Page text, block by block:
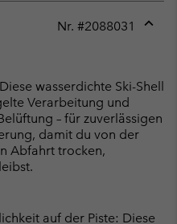
Nr. #2088031
wasserdichte Ski-Shell
Verarbeitung und
– für zuverlässigen
damit du von der
Abfahrt trocken,
auf der Piste: Diese